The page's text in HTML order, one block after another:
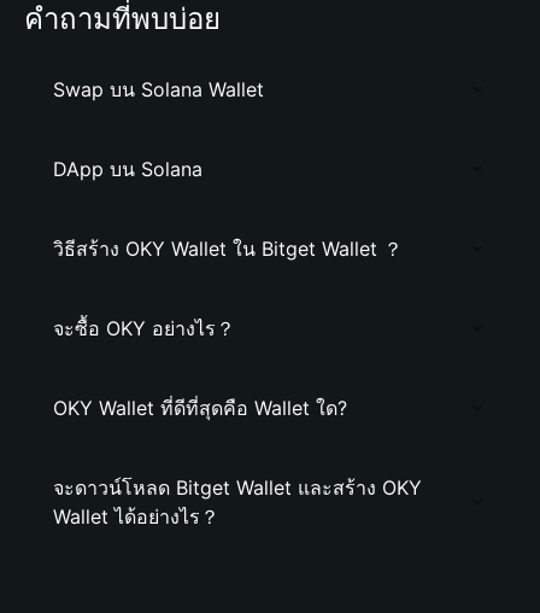
คำถามที่พบบ่อย
Swap บน Solana Wallet
DApp บน Solana
วิธีสร้าง OKY Wallet ใน Bitget Wallet ？
จะซื้อ OKY อย่างไร？
OKY Wallet ที่ดีที่สุดคือ Wallet ใด?
จะดาวน์โหลด Bitget Wallet และสร้าง OKY
Wallet ได้อย่างไร？